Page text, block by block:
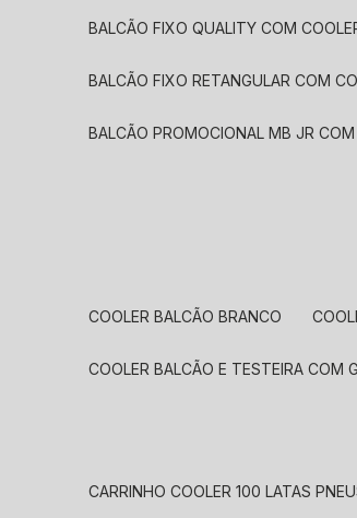
BALCÃO FIXO QUALITY COM
BALCÃO FIXO RETANGULAR COM
BALCÃO PROMOCIONAL MB JR
COOLER BALCÃO BRANCO
COOLER BALCÃO E TESTEIRA COM
CARRINHO COOLER 100 LATAS